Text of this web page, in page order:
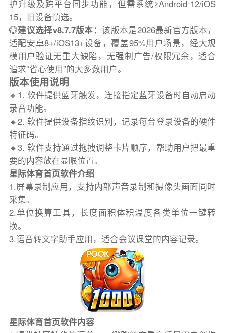
护升级及跨平台同步功能，但需系统≥Android 12/iOS
15，旧设备慎选。
💮建议选择v8.7.7版本：该版本是2026最新官方版本，
适配安卓8+/iOS13+设备，覆盖95%用户场景，经大规
模用户验证无重大缺陷，无强制广告/权限冗余，适合
追求“省心使用”的大多数用户。
版本使用说明
🔸1. 软件提供蓝牙触发，连接指定蓝牙设备时自动启动
录音功能。
🔸2. 软件提供设备指纹识别，记录每台登录设备的硬件
特征码。
🔸3. 软件支持通过拖拽调整卡片顺序，帮助用户把最重
要的内容放在显眼位置。
星际体育首页软件介绍
1.屏幕录制应用，支持内部声音录制和摄像头画面同时
采集。
2.单位换算工具，长度面积体积温度各类单位一键转
换。
3.语音转文字助手应用，适合会议课堂的内容记录。
星际体育首页软件内容